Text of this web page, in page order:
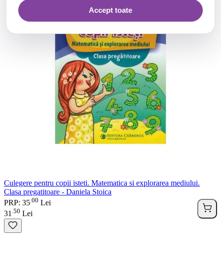
Accept toate
Culegere pentru copii isteti. Matematica si explorarea mediului.
Clasa pregatitoare - Daniela Stoica
PRP: 35 00 Lei
31 50 Lei